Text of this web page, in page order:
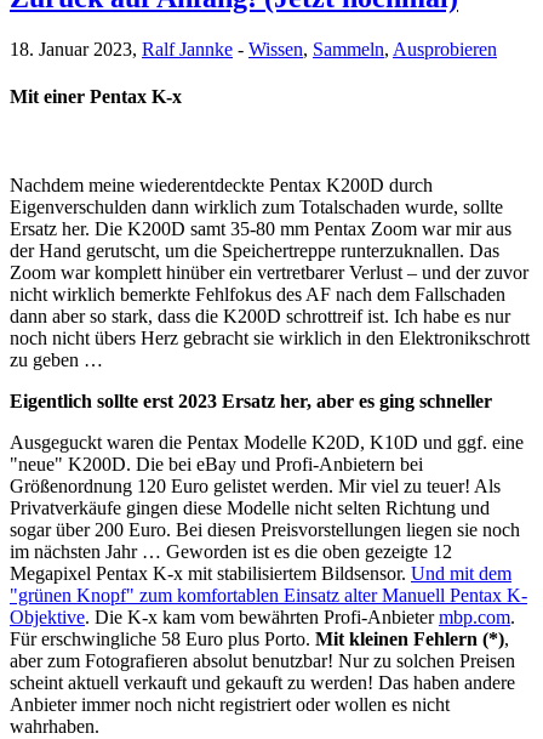
18. Januar 2023, Ralf Jannke - Wissen, Sammeln, Ausprobieren
Mit einer Pentax K-x
Nachdem meine wiederentdeckte Pentax K200D durch
Eigenverschulden dann wirklich zum Totalschaden wurde, sollte
Ersatz her. Die K200D samt 35-80 mm Pentax Zoom war mir aus
der Hand gerutscht, um die Speichertreppe runterzuknallen. Das
Zoom war komplett hinüber ein vertretbarer Verlust – und der zuvor
nicht wirklich bemerkte Fehlfokus des AF nach dem Fallschaden
dann aber so stark, dass die K200D schrottreif ist. Ich habe es nur
noch nicht übers Herz gebracht sie wirklich in den Elektronikschrott
zu geben …
Eigentlich sollte erst 2023 Ersatz her, aber es ging schneller
Ausgeguckt waren die Pentax Modelle K20D, K10D und ggf. eine
"neue" K200D. Die bei eBay und Profi-Anbietern bei
Größenordnung 120 Euro gelistet werden. Mir viel zu teuer! Als
Privatverkäufe gingen diese Modelle nicht selten Richtung und
sogar über 200 Euro. Bei diesen Preisvorstellungen liegen sie noch
im nächsten Jahr … Geworden ist es die oben gezeigte 12
Megapixel Pentax K-x mit stabilisiertem Bildsensor. Und mit dem
"grünen Knopf" zum komfortablen Einsatz alter Manuell Pentax K-
Objektive. Die K-x kam vom bewährten Profi-Anbietermbp.com.
Für erschwingliche 58 Euro plus Porto. Mit kleinen Fehlern (*),
aber zum Fotografieren absolut benutzbar! Nur zu solchen Preisen
scheint aktuell verkauft und gekauft zu werden! Das haben andere
Anbieter immer noch nicht registriert oder wollen es nicht
wahrhaben.